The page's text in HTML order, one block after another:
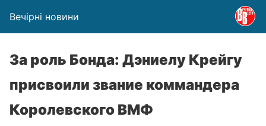
Вечірні новини
За роль Бонда: Дэниелу Крейгу
присвоили звание коммандера
Королевского ВМФ